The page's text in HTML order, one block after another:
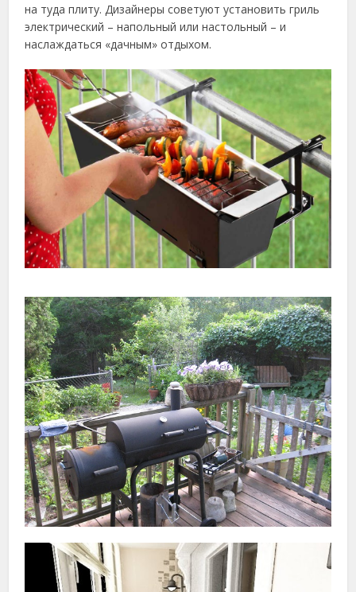
на туда плиту. Дизайнеры советуют установить гриль
электрический – напольный или настольный – и
наслаждаться «дачным» отдыхом.